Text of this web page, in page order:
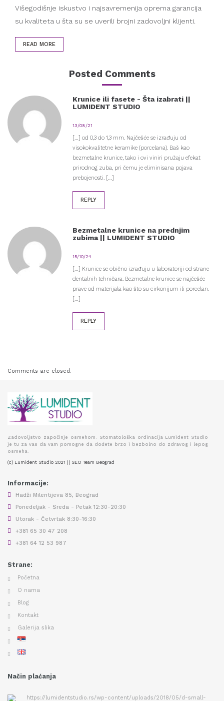
Višegodišnje iskustvo i najsavremenija oprema garancija
su kvaliteta u šta su se uverili brojni zadovoljni klijenti.
READ MORE
Posted Comments
Krunice ili fasete - Šta izabrati ||
LUMIDENT STUDIO
13/08/21
[…] od 0,3 do 1,3 mm. Najčešće se izrađuju od
visokokvalitetne keramike (porcelana). Baš kao
bezmetalne krunice, tako i ovi viniri pružaju efekat
prirodnog zuba, pri čemu je eliminisana pojava
prebojenosti. […]
REPLY
Bezmetalne krunice na prednjim
zubima || LUMIDENT STUDIO
15/10/24
[…] Krunice se obično izrađuju u laboratoriji od strane
dentalnih tehničara. Bezmetalne krunice se najčešće
prave od materijala kao što su cirkonijum ili porcelan.
[…]
REPLY
Comments are closed.
Zadovoljstvo započinje osmehom. Stomatološka ordinacija Lumident Studio
je tu za vas da vam pomogne da dođete brzo i bezbolno do zdravog i lepog
osmeha.
(c) Lumident Studio 2021 || SEO Team Beograd
Informacije:
Hadži Milentijeva 85, Beograd
Ponedeljak - Sreda - Petak 12:30-20:30
Utorak - Četvrtak 8:30-16:30
+381 65 30 47 208
+381 64 12 53 987
Strane:
Početna
O nama
Blog
Kontakt
Galerija slika
Način plaćanja